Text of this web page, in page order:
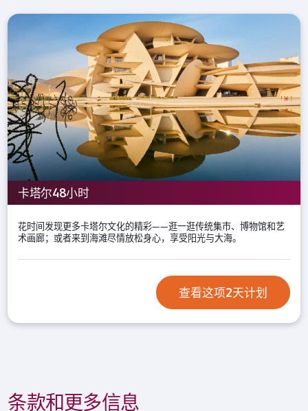
卡塔尔48小时
花时间发现更多卡塔尔文化的精彩——逛一逛传统集市、博物馆和艺
术画廊；或者来到海滩尽情放松身心，享受阳光与大海。
查看这项2天计划
条款和更多信息